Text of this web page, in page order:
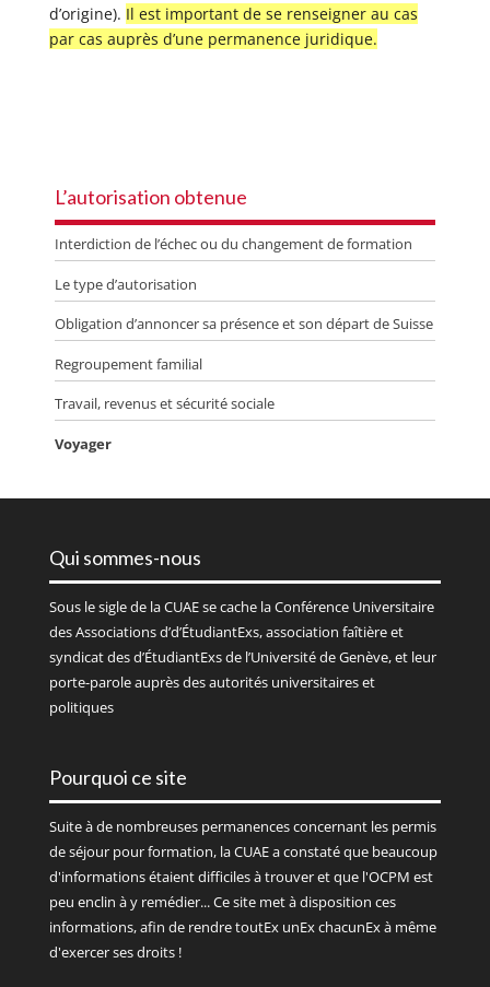
d’origine). Il est important de se renseigner au cas
par cas auprès d’une permanence juridique.
L’autorisation obtenue
Interdiction de l’échec ou du changement de formation
Le type d’autorisation
Obligation d’annoncer sa présence et son départ de Suisse
Regroupement familial
Travail, revenus et sécurité sociale
Voyager
Qui sommes-nous
Sous le sigle de laCUAEse cache la Conférence Universitaire
des Associations d’d’ÉtudiantExs, association faîtière et
syndicat des d’ÉtudiantExs de l’Université de Genève, et leur
porte-parole auprès des autorités universitaires et
politiques
Pourquoi ce site
Suite à de nombreuses permanences concernant les permis
de séjour pour formation, la CUAE a constaté que beaucoup
d'informations étaient difficiles à trouver et que l'OCPM est
peu enclin à y remédier... Ce site met à disposition ces
informations, afin de rendre toutEx unEx chacunEx à même
d'exercer ses droits !